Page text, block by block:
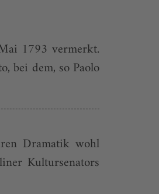
1793 vermerkt.
bei dem, so Paolo
Dramatik wohl
Kultursenators